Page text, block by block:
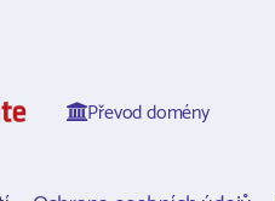
Převod domény